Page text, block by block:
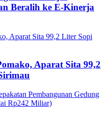
Beralih ke E-Kinerja
Aparat Sita 99,2